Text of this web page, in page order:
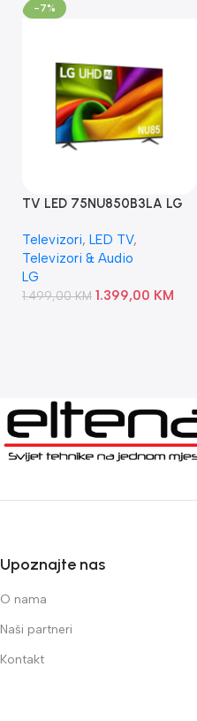
-7%
TV LED 75NU850B3LA LG
Televizori, LED TV,
Televizori & Audio
LG
1.499,00KM 1.399,00 KM
Upoznajte nas
O nama
Naši partneri
Kontakt